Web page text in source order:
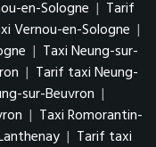
en-Sologne | Tarif
Vernou-en-Sologne |
| Taxi Neung-sur-
| Tarif taxi Neung-
sur-Beuvron |
| Taxi Romorantin-
| Tarif taxi